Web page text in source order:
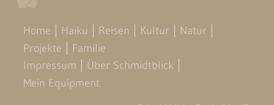
Impressum
Mein Equipment
Home Haiku Reisen Kultur
Natur
Projekte
Familie
Impressum
Über Schmidtblick
Mein Equipment